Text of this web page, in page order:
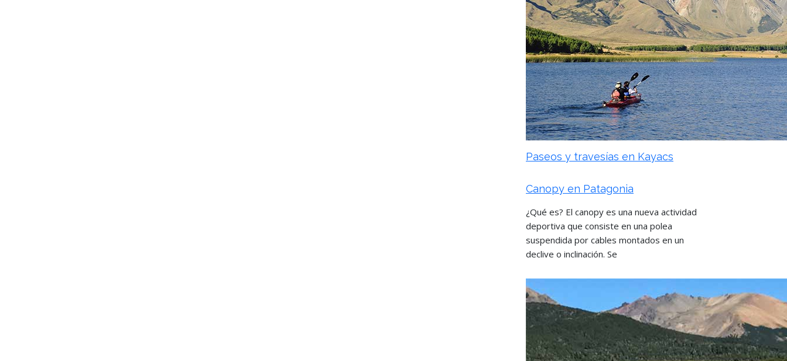
Paseos y travesías en Kayacs
Canopy en Patagonia
¿Qué es? El canopy es una nueva actividad
deportiva que consiste en una polea
suspendida por cables montados en un
declive o inclinación. Se